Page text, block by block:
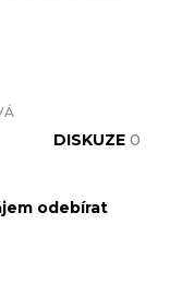
DISKUZE 0